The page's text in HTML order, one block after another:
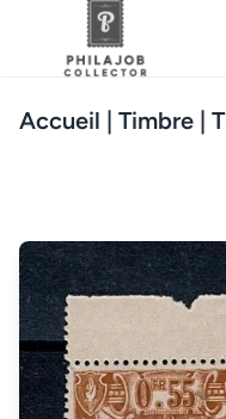
Accueil | Timbre |